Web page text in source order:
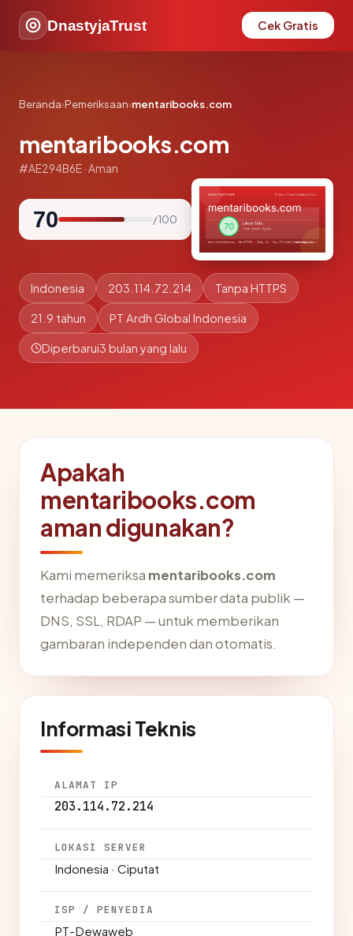
DnastyjaTrust Cek Gratis
Beranda›Pemeriksaan›mentaribooks.com
mentaribooks.com
#AE294B6E · Aman
70 / 100
Indonesia 203.114.72.214 Tanpa HTTPS
21.9 tahun PT Ardh Global Indonesia
Diperbarui3 bulan yang lalu
Apakah
mentaribooks.com
aman digunakan?
Kami memeriksa mentaribooks.com
terhadap beberapa sumber data publik —
DNS, SSL, RDAP — untuk memberikan
gambaran independen dan otomatis.
Informasi Teknis
ALAMAT IP
203.114.72.214
LOKASI SERVER
Indonesia · Ciputat
ISP / PENYEDIA
PT-Dewaweb